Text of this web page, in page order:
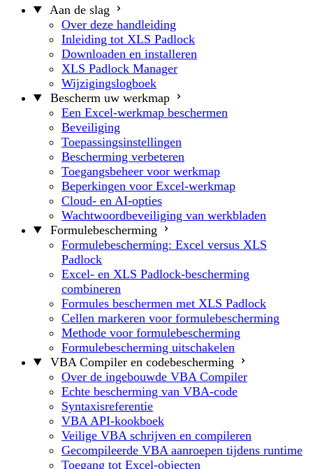
Aan de slag
Over deze handleiding
Inleiding tot XLS Padlock
Downloaden en installeren
XLS Padlock Manager
Wijzigingslogboek
Bescherm uw werkmap
Een Excel-werkmap beschermen
Beveiliging
Toepassingsinstellingen
Bescherming verbeteren
Toegangsbeheer voor werkmap
Beperkingen voor Excel-werkmap
Cloud- en AI-opties
Wachtwoordbeveiliging van werkbladen
Formulebescherming
Formulebescherming: Excel versus XLS
Padlock
Excel- en XLS Padlock-bescherming
combineren
Formules beschermen met XLS Padlock
Cellen markeren voor formulebescherming
Methode voor formulebescherming
Formulebescherming uitschakelen
VBA Compiler en codebescherming
Over de ingebouwde VBA Compiler
Echte bescherming van VBA-code
Syntaxisreferentie
VBA API-kookboek
Veilige VBA schrijven en compileren
Gecompileerde VBA aanroepen tijdens runtime
Toegang tot Excel-objecten